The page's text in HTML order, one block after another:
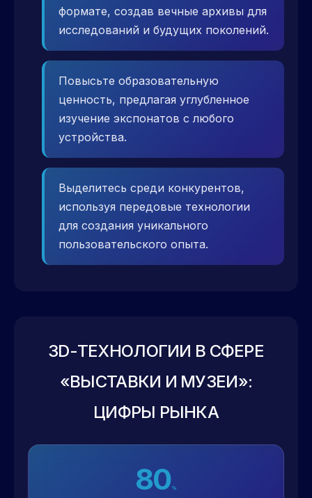
формате, создав вечные архивы для
исследований и будущих поколений.
Повысьте образовательную
ценность, предлагая углубленное
изучение экспонатов с любого
устройства.
Выделитесь среди конкурентов,
используя передовые технологии
для создания уникального
пользовательского опыта.
3D-ТЕХНОЛОГИИ В СФЕРЕ
«ВЫСТАВКИ И МУЗЕИ»:
ЦИФРЫ РЫНКА
80%